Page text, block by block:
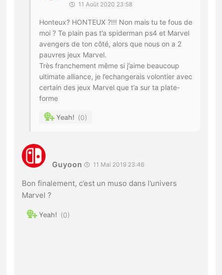
11 Août 2020 23:58
Honteux? HONTEUX ?!!! Non mais tu te fous de
moi ? Te plain pas t’a spiderman ps4 et Marvel
avengers de ton côté, alors que nous on a 2
pauvres jeux Marvel.
Très franchement même si j’aime beaucoup
ultimate alliance, je l’echangerais volontier avec
certain des jeux Marvel que t’a sur ta plate-
forme
0
Guyoon 11 Mai 2019 23:46
Bon finalement, c’est un muso dans l’univers
Marvel ?
0